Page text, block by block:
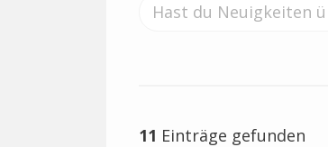
11 Einträge gefunden